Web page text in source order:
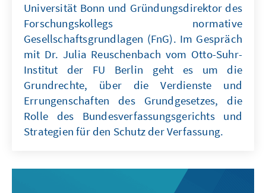
Universität Bonn und Gründungsdirektor des
Forschungskollegs normative
Gesellschaftsgrundlagen (FnG). Im Gespräch
mit Dr. Julia Reuschenbach vom Otto-Suhr-
Institut der FU Berlin geht es um die
Grundrechte, über die Verdienste und
Errungenschaften des Grundgesetzes, die
Rolle des Bundesverfassungsgerichts und
Strategien für den Schutz der Verfassung.